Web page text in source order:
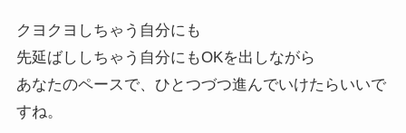
クヨクヨしちゃう自分にも
先延ばししちゃう自分にもOKを出しながら
あなたのペースで、ひとつづつ進んでいけたらいいで
すね。